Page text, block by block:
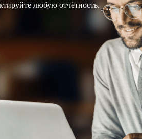
любую отчётность.